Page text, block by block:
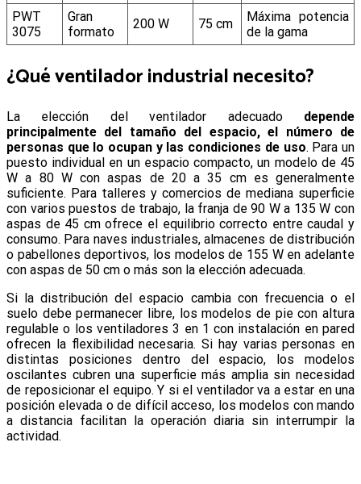
PWT
3075
Gran
formato
200 W 75 cm
Máxima potencia
de la gama
¿Qué ventilador industrial necesito?
La elección del ventilador adecuado depende
principalmente del tamaño del espacio, el número de
personas que lo ocupan y las condiciones de uso. Para un
puesto individual en un espacio compacto, un modelo de 45
W a 80 W con aspas de 20 a 35 cm es generalmente
suficiente. Para talleres y comercios de mediana superficie
con varios puestos de trabajo, la franja de 90 W a 135 W con
aspas de 45 cm ofrece el equilibrio correcto entre caudal y
consumo. Para naves industriales, almacenes de distribución
o pabellones deportivos, los modelos de 155 W en adelante
con aspas de 50 cm o más son la elección adecuada.
Si la distribución del espacio cambia con frecuencia o el
suelo debe permanecer libre, los modelos de pie con altura
regulable o los ventiladores 3 en 1 con instalación en pared
ofrecen la flexibilidad necesaria. Si hay varias personas en
distintas posiciones dentro del espacio, los modelos
oscilantes cubren una superficie más amplia sin necesidad
de reposicionar el equipo. Y si el ventilador va a estar en una
posición elevada o de difícil acceso, los modelos con mando
a distancia facilitan la operación diaria sin interrumpir la
actividad.